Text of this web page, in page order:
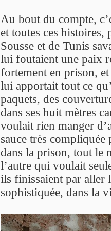
Au bout du compte,
et toutes ces histoires,
Sousse et de Tunis
lui foutaient une paix
fortement en prison,
lui apportait tout ce
paquets, des
dans ses huit mètres
voulait rien manger
sauce très
dans la prison, tout le
l’autre qui voulait
ils finissaient par aller
sophistiquée, dans la